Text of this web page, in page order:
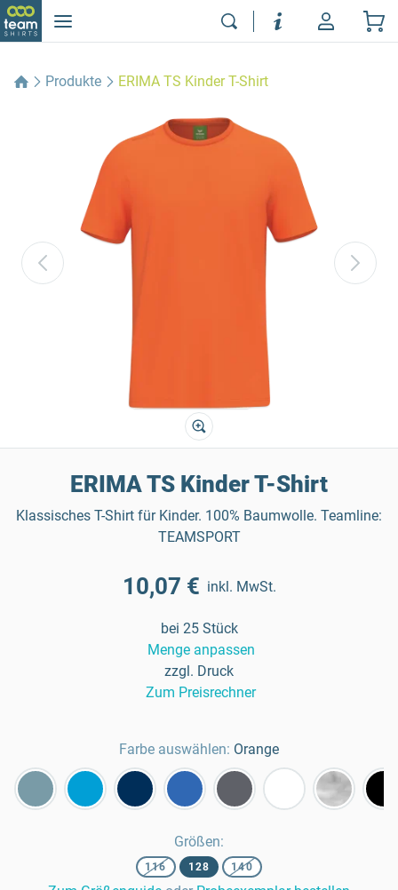
Produkte ERIMA TS Kinder T-Shirt
ERIMA TS Kinder T-Shirt
Klassisches T-Shirt für Kinder. 100% Baumwolle. Teamline:
TEAMSPORT
10,07 € inkl. MwSt.
bei 25 Stück
Menge anpassen
zzgl. Druck
Zum Preisrechner
Farbe auswählen: Orange
Größen:
116 128 140